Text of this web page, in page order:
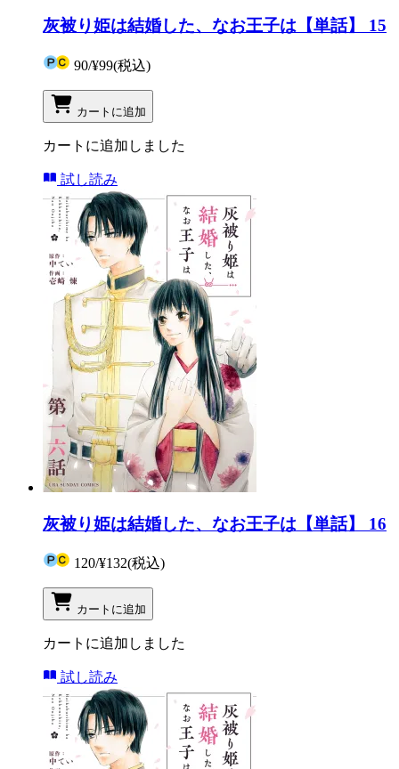
灰被り姫は結婚した、なお王子は【単話】 15
90/¥99(税込)
カートに追加
カートに追加しました
試し読み
灰被り姫は結婚した、なお王子は【単話】 16
120/¥132(税込)
カートに追加
カートに追加しました
試し読み